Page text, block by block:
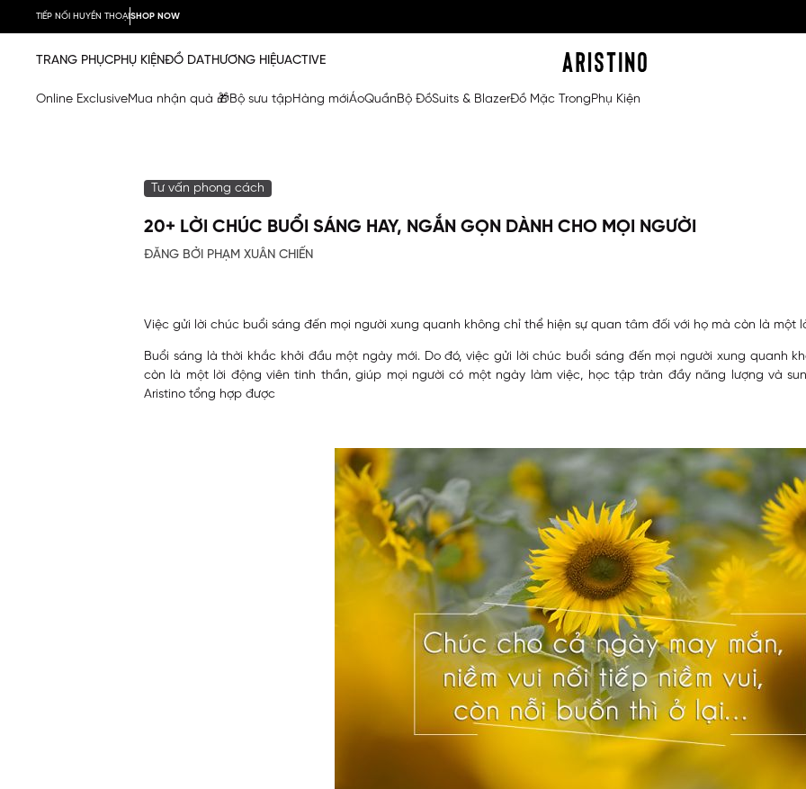
TIẾP NỐI HUYỀN THOẠISHOP NOW
TRANG PHỤCPHỤ KIỆNĐỒ DATHƯƠNG HIỆUACTIVE
Online ExclusiveMua nhận quà 🎁Bộ sưu tậpHàng mớiÁoQuầnBộ ĐồSuits & BlazerĐồ Mặc TrongPhụ Kiện
Tư vấn phong cách
20+ LỜI CHÚC BUỔI SÁNG HAY, NGẮN GỌN DÀNH CHO MỌI NGƯỜI
ĐĂNG BỞI PHẠM XUÂN CHIẾN
Việc gửi lời chúc buổi sáng đến mọi người xung quanh không chỉ thể hiện sự quan tâm đối với họ mà còn là một
Buổi sáng là thời khắc khởi đầu một ngày mới. Do đó, việc gửi lời chúc buổi sáng đến mọi người xung quanh
còn là một lời động viên tinh thần, giúp mọi người có một ngày làm việc, học tập tràn đầy năng lượng và
Aristino tổng hợp được